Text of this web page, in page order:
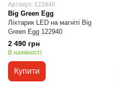
Артикул: 122940
Big Green Egg
Ліхтарик LED на магніті Big
Green Egg 122940
2 490 грн
В наявності
Купити